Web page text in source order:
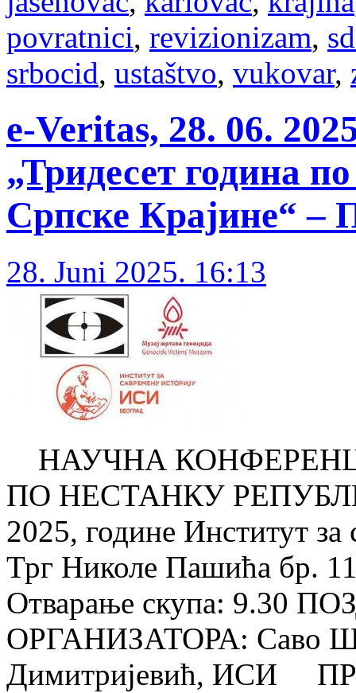
povratnici, revizionizam,
srbocid, ustaštvo, vukovar,
e-Veritas, 28. 06.
„Тридесет година
Српске Крајине“ –
28. Juni 2025. 16:13
НАУЧНА
ПО НЕСТАНКУ
2025, године Институт за
Трг Николе Пашића бр.
Отварање скупа: 9.30
ОРГАНИЗАТОРА: Саво
Димитријевић, ИСИ